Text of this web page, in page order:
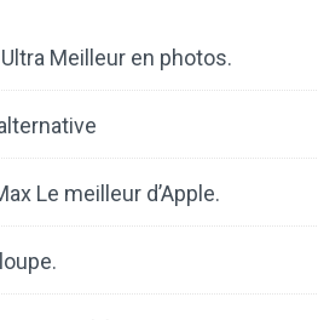
Meilleur en photos.
Le meilleur d’Apple.